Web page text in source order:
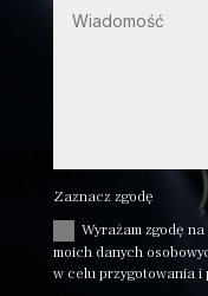
Zaznacz zgodę
Wyrażam zgodę
moich danych
w celu przygotowania i